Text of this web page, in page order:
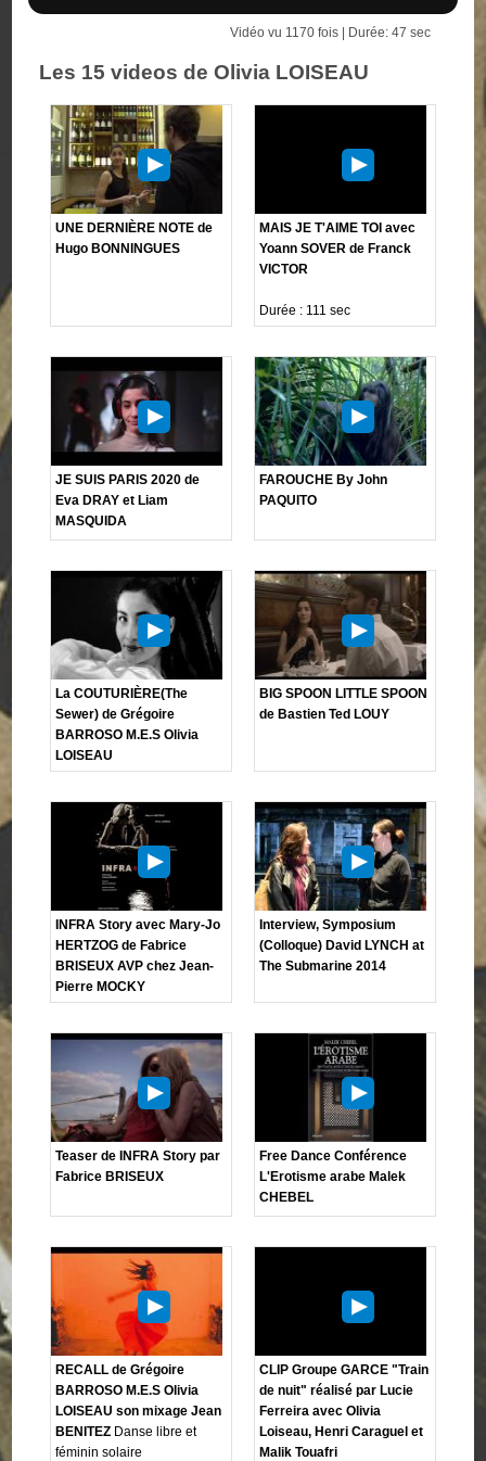
Vidéo vu 1170 fois | Durée: 47 sec
Les 15 videos de Olivia LOISEAU
UNE DERNIÈRE NOTE de
Hugo BONNINGUES
MAIS JE T'AIME TOI avec
Yoann SOVER de Franck
VICTOR
Durée : 111 sec
JE SUIS PARIS 2020 de
Eva DRAY et Liam
MASQUIDA
FAROUCHE By John
PAQUITO
La COUTURIÈRE(The
Sewer) de Grégoire
BARROSO M.E.S Olivia
LOISEAU
BIG SPOON LITTLE SPOON
de Bastien Ted LOUY
INFRA Story avec Mary-Jo
HERTZOG de Fabrice
BRISEUX AVP chez Jean-
Pierre MOCKY
Interview, Symposium
(Colloque) David LYNCH at
The Submarine 2014
Teaser de INFRA Story par
Fabrice BRISEUX
Free Dance Conférence
L'Erotisme arabe Malek
CHEBEL
RECALL de Grégoire
BARROSO M.E.S Olivia
LOISEAU son mixage Jean
BENITEZ Danse libre et
féminin solaire
CLIP Groupe GARCE "Train
de nuit" réalisé par Lucie
Ferreira avec Olivia
Loiseau, Henri Caraguel et
Malik Touafri